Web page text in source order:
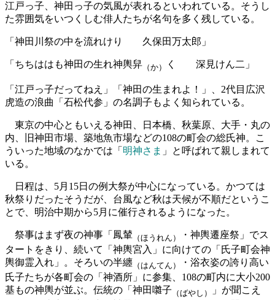
江戸っ子、神田っ子の気風が表れるといわれている。そうし
た雰囲気をいつくしむ俳人たちが名句を多く残している。
「神田川祭の中を流れけり 久保田万太郎」
「ちちははも神田の生れ神輿舁 （か） く 深見けん二」
「江戸っ子だってねえ」「神田の生まれよ！」、2代目広沢
虎造の浪曲「石松代参」の名調子もよく知られている。
東京の中心ともいえる神田、日本橋、秋葉原、大手・丸の
内、旧神田市場、築地魚市場などの108の町会の総氏神。こ
ういった地域のなかでは「 明神さま 」と呼ばれて親しまれて
いる。
日程は、5月15日の例大祭が中心になっている。かつては
秋祭りだったそうだが、台風など秋は天候が不順だというこ
とで、明治中期から5月に催行されるようになった。
祭事はまず夜の神事「鳳輦 （ほうれん）
・神輿遷座祭」でス
タートをきり、続いて「神輿宮入」に向けての「氏子町会神
輿御霊入れ」。そろいの半纏 （はんてん）
・浴衣姿の誇り高い
氏子たちが各町会の「神酒所」に参集、108の町内に大小200
基もの神輿が並ぶ。伝統の「神田囃子 （ばやし）
」が聞こえ